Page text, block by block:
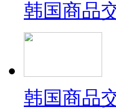
韩国商品
韩国商品